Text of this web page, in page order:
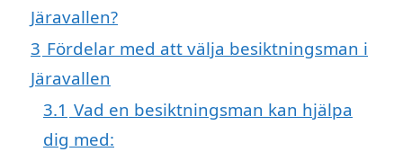
Järavallen?
3 Fördelar med att välja besiktningsman i
Järavallen
3.1 Vad en besiktningsman kan hjälpa
dig med: